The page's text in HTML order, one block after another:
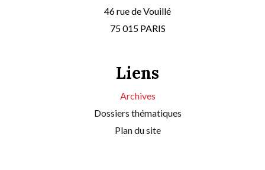
46 rue de Vouillé
75 015 PARIS
Liens
Archives
Dossiers thématiques
Plan du site